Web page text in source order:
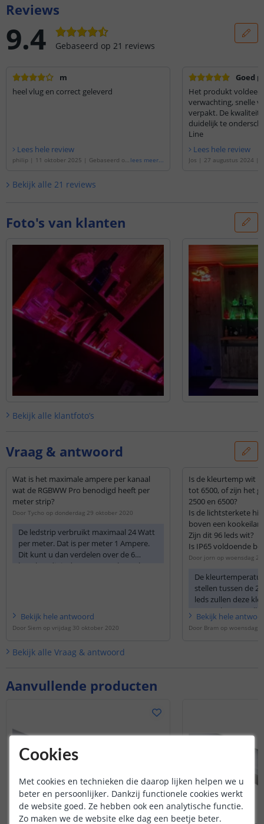
Aanvullende producten
Reviews
9.4 Gebaseerd op 21 reviews
m
heel vlug en correct geleverd
Lees hele review
philip | 11 oktober 2025 | Gebaseerd op lees meer...
Goed
Het produkt voldeed
verwachting, snelle
verpakt. De kwaliteit
duidelijk te
Line
Lees hele review
Jos | 27 augustus 2024 |
Bekijk alle 21 reviews
Foto's van klanten
Bekijk alle klantfoto’s
Vraag & antwoord
Wat is het maximale ampere per kanaal
wat de RGBWW Pro benodigd heeft per
meter strip?
Door Tycho op donderdag 29 oktober 2020
De ledstrip verbruikt maximaal 24 Watt
per meter. Dat is per meter 1 Ampere.
Dit kunt u dan verdelen over de 6
kanalen, dit is dan 0,16A per kanaal per
Bekijk hele antwoord
Door Siem op vrijdag 30 oktober 2020
Is de kleurtemp wit
tot 6500, of zijn het
2500 en 6500?
Is de lichtsterkete
boven een
Zijn dit 96 leds wit?
Is IP65 voldoende
neem ik IP67?
Door jorn op woensdag
De
stellen tussen de
leds zullen deze
Tevens kunnen
kleuren
voldoende licht
Bekijk hele
Door Bram op woensdag
Bekijk alle Vraag & antwoord
Cookies
Met cookies en technieken die daarop lijken helpen we u
beter en persoonlijker. Dankzij functionele cookies werkt
de website goed. Ze hebben ook een analytische functie.
Zo maken we de website elke dag een beetje beter.